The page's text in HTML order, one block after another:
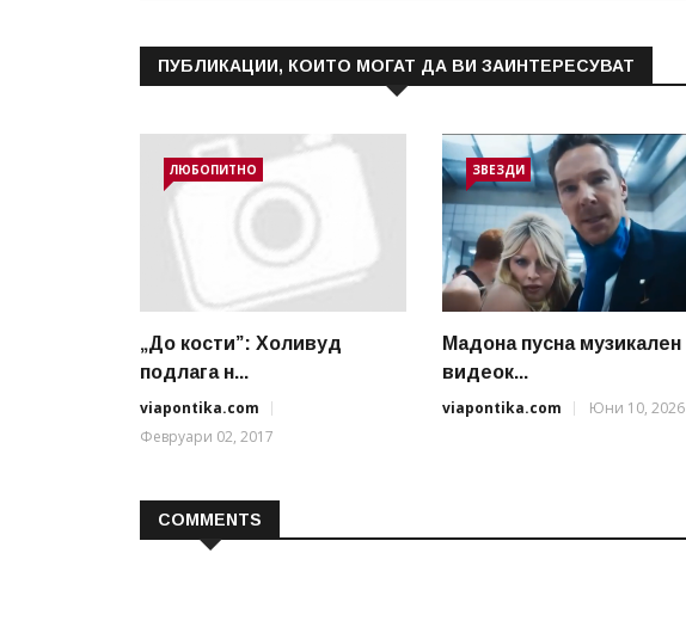
ПУБЛИКАЦИИ, КОИТО МОГАТ ДА ВИ ЗАИНТЕРЕСУВАТ
ЛЮБОПИТНО
„До кости”: Холивуд
подлага н...
viapontika.com
Февруари 02, 2017
ЗВЕЗДИ
Мадона пусна музикален
видеок...
viapontika.com
Юни 10, 2026
COMMENTS